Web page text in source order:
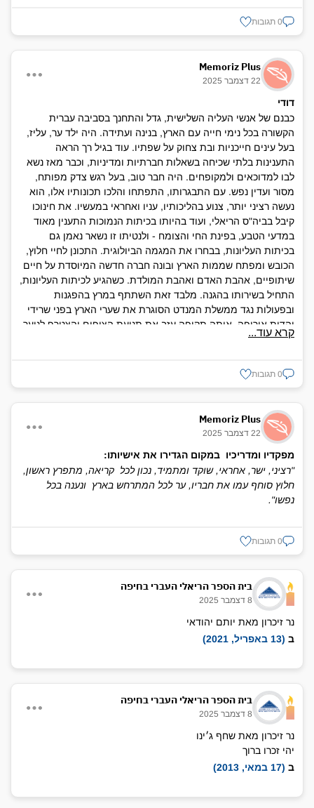
ה"צופים". הוא החליט לבדו, על אף העובדה שהיה חבר המרכז
בגדודו, ללכת אך הנוער העובד, לחנך ולארגן את הפועלים הצעירים.
התלמידים בתנועות החלוציות - היה דודי בין העומדים בראש.
ו"תפקיד" מיוחד היה לו - היה מניח, או מצנן, דעתם של ההרפתקנים
מכאן ומשכנע בהגיונו החריף את המהסים מכאן. ובימי הפילוג
בתנועת הפועלים והנוער החלוצי - היה דודי מיזמי פעולה של חברים
מתנועות נוער שונות לאיחוד הנוער החלוצי. דודי לא הגדיר עצמו
לזרם פוליטי מסוים, אך שאב מכמה זרמים בתנועת הפועלים וניסה
למזג במחשבתו מה שנראה לו נכון בכל זרם. היתה לדודי עמדה
מרכזית בכל חברה שהיה בה - בגדוד שלו ב"צופים", בסניף הנוער
העובד בחיפה, בהכשרה המגויסת. נתנו בו אמון. חבריו העריכו אותו.
לדבריו המעטים היה משקל, כי חבריו ידעו שמאחורי דבריו ישנה
מחשבה עמוקה. רק מעטים מחבריו ידעו גם על התלבטויותיו, על
הפקפוקים, על ראית אפשרויות אחרות, נוספות - בשאלות שכיום
עבר כבר זמנן, כמו דרכי המאבק והתרון הפוליטי, ובשאלות שרק
היום עולות הן בחריפות על סדר היום, כגון דרכי אירגון הנוער בעיר,
עתיד הקיבוץ, מקומם של הרמה המקצועית והמדע בחקלאות שלנו
וכו'. אך מתוך אחריות כלפי החברה, שבה חי והיה בין מעצבי
דמותה, נשארו הדברים הסתומים. הוא חיפש דרך חדשה, אולם כל
עוד לא מצא אותה - הלך בדרך שהוכיחה את עצמה, לעת עתה,
ביותר. כללו של דבר, דרכו של דודי במעשה הארצישראלי היתה דרך
של מחשבה עצמאית, רצופה ניתוח הגיוני ואחריות חברתית; דרך של
מרדכי נ. מתוך "מצבות על הדרך"
0 תגובות
Memoriz Plus
22 דצמבר 2025
דודי
כבנם של אנשי העליה השלישית, גדל והתחנך בסביבה עברית
הקשורה בכל נימי חייה עם הארץ, בנינה ועתידה. היה ילד ער, עליז,
בעל עינים חייכניות ובת צחוק על שפתיו. עוד בגיל רך הראה
התענינות בלתי שכיחה בשאלות חברתיות ומדיניות, וכבר מאז נשא
לבו למדוכאים ולמקופחים. היה חבר טוב, בעל רגש צדק מפותח,
מסור ועדין נפש. עם התבגרותו, התפתחו והלכו תכונותיו אלו, הוא
נעשה רציני יותר, צנוע בהליכותיו, עניו ואחראי במעשיו. את חינוכו
קיבל בביה"ס הריאלי, ועוד בהיותו בכיתות הנמוכות התענין מאוד
במדעי הטבע, בפינת החי והצומח - ולנטיתו זו נשאר נאמן גם
בכיתות העליונות, בבחרו את המגמה הביולוגית. התכונן לחיי חלוץ,
הכובש ומפתח שממות הארץ ובונה חברה חדשה המיוסדת על חיים
שיתופיים, אהבת האדם ואהבת המולדת. כשהגיע לכיתות העליונות,
התחיל בשירותו בהגנה. מלבד זאת השתתף במרץ בהפגנות
ובפעולות נגד ממשלת המנדט הסוגרת את שערי הארץ בפני שרידי
יהדות אירופה. אותה תקופה עזב את תנועת הצופים והצטרף לנוער
העובד, בו ראה את מקומו הנכון ואליו התמסר בלהט. בהיותו
ביוכימיה וביחוד בתודעת התורשה. חלם על השתלמות במדע זה ועל
שימושו בו, כחקלאי משכיל, לטובת חברתו ועמו. גם בימיו האחרונים
אך לא זכה להשתתף יחד עם קבוצתו - שבעיצוב דמותה לקח חלק
פעיל ורב - בהקמת משק "יפתח". יהא זכרו ברוך.
הוריו, מתוך "מצבות על הדרך"
קרא עוד...
0 תגובות
Memoriz Plus
22 דצמבר 2025
מפקדיו ומדריכיו ‏ במקום הגדירו את אישיותו:
"רציני, ישר, אחראי, שוקד ומתמיד, נכון לכל ‏ קריאה, מתפרץ ראשון,
חלוץ סוחף עמו את חבריו, ער לכל המתרחש בארץ ‏ ונענה בכל
נפשו".‏
0 תגובות
בית הספר הריאלי העברי בחיפה
8 דצמבר 2025
נר זיכרון מאת יותם יהודאי
ב (13 באפריל, 2021)
בית הספר הריאלי העברי בחיפה
8 דצמבר 2025
נר זיכרון מאת שחף ג׳ינו
יהי זכרו ברוך
ב (17 במאי, 2013)